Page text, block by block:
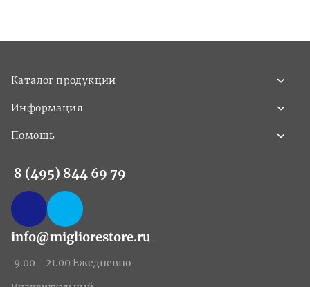
Каталог продукции
Информация
Помощь
8 (495) 844 69 79
info@migliorestore.ru
9.00 - 21.00 Ежедневно